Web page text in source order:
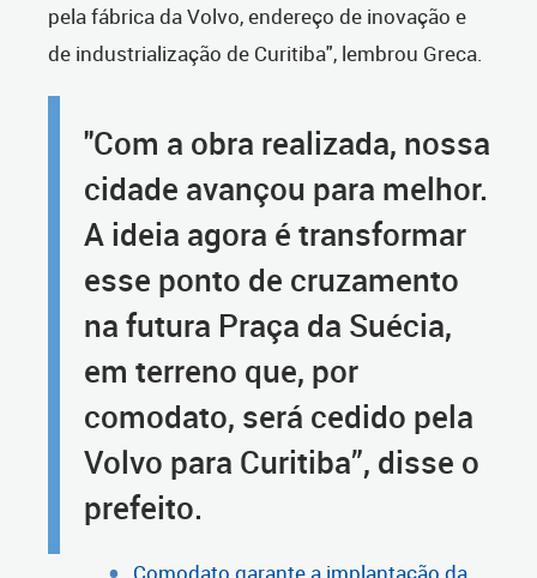
pela fábrica da Volvo, endereço de inovação e
de industrialização de Curitiba", lembrou Greca.
"Com a obra realizada, nossa
cidade avançou para melhor.
A ideia agora é transformar
esse ponto de cruzamento
na futura Praça da Suécia,
em terreno que, por
comodato, será cedido pela
Volvo para Curitiba”, disse o
prefeito.
Comodato garante a implantação da